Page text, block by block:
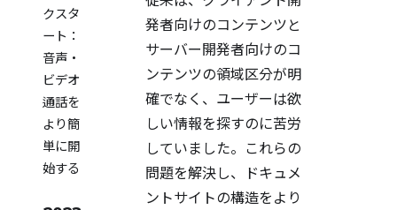
クスタ
ート：
音声・
ビデオ
通話を
より簡
単に開
始する
発者向けのコンテンツと
サーバー開発者向けのコ
ンテンツの領域区分が明
確でなく、ユーザーは欲
しい情報を探すのに苦労
していました。これらの
問題を解決し、ドキュメ
ントサイトの構造をより